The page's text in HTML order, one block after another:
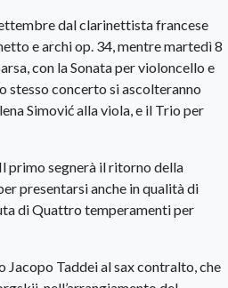
dal clarinettista francese
e archi op. 34, mentre martedì 8
con la Sonata per violoncello e
stesso concerto si ascolteranno
Simović alla viola, e il Trio per
primo segnerà il ritorno della
presentarsi anche in qualità di
di Quattro temperamenti per
Jacopo Taddei al sax contralto, che